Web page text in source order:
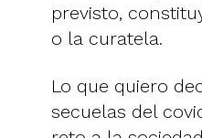
previsto,
o la curatela.
Lo que quiero
secuelas del